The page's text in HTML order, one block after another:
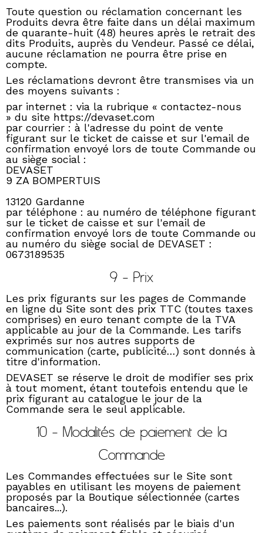
Toute question ou réclamation concernant les
Produits devra être faite dans un délai maximum
de quarante-huit (48) heures après le retrait des
dits Produits, auprès du Vendeur. Passé ce délai,
aucune réclamation ne pourra être prise en
compte.
Les réclamations devront être transmises via un
des moyens suivants :
par internet : via la rubrique « contactez-nous
» du site https://devaset.com
par courrier : à l'adresse du point de vente
figurant sur le ticket de caisse et sur l'email de
confirmation envoyé lors de toute Commande ou
au siège social :
DEVASET
9 ZA BOMPERTUIS
13120 Gardanne
par téléphone : au numéro de téléphone figurant
sur le ticket de caisse et sur l'email de
confirmation envoyé lors de toute Commande ou
au numéro du siège social de DEVASET :
0673189535
9 - Prix
Les prix figurants sur les pages de Commande
en ligne du Site sont des prix TTC (toutes taxes
comprises) en euro tenant compte de la TVA
applicable au jour de la Commande. Les tarifs
exprimés sur nos autres supports de
communication (carte, publicité…) sont donnés à
titre d'information.
DEVASET se réserve le droit de modifier ses prix
à tout moment, étant toutefois entendu que le
prix figurant au catalogue le jour de la
Commande sera le seul applicable.
10 - Modalités de paiement de la
Commande
Les Commandes effectuées sur le Site sont
payables en utilisant les moyens de paiement
proposés par la Boutique sélectionnée (cartes
bancaires...).
Les paiements sont réalisés par le biais d'un